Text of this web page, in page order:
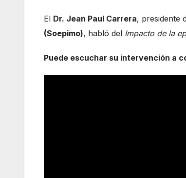
El Dr. Jean Paul Carrera, presidente
(Soepimo), habló del Impacto de la
Puede escuchar su intervención a